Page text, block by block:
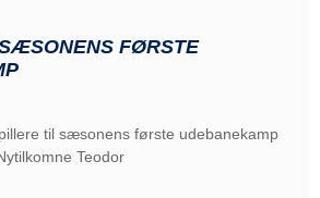
FØRSTE
til sæsonens første udebanekamp
Teodor